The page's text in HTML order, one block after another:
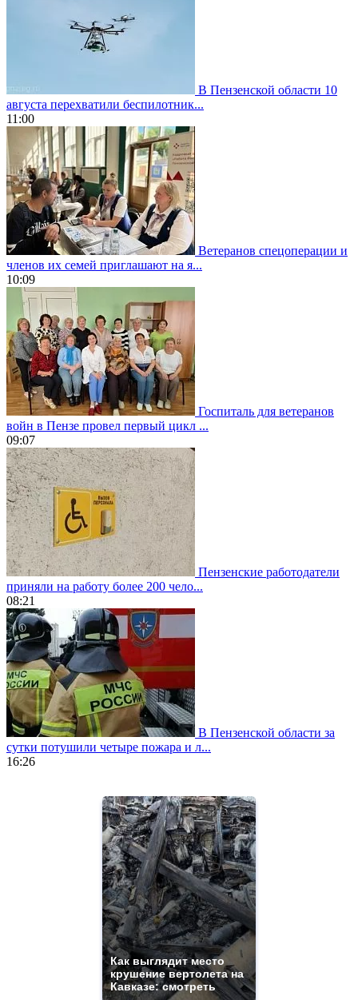
В Пензенской области 10
августа перехватили беспилотник...
11:00
Ветеранов спецоперации и
членов их семей приглашают на я...
10:09
Госпиталь для ветеранов
войн в Пензе провел первый цикл ...
09:07
Пензенские работодатели
приняли на работу более 200 чело...
08:21
В Пензенской области за
сутки потушили четыре пожара и л...
16:26
https://gradewatches.to/
Как выглядит место
крушение вертолета на
Кавказе: смотреть